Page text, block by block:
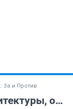
За и Против
Мичурина-16, памятник архитектуры, особняк - под снос?